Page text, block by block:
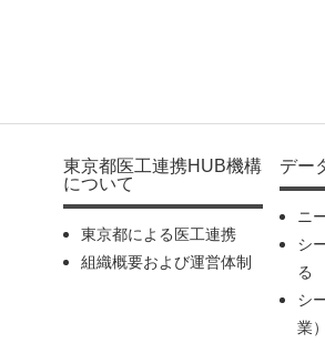
東京都医工連携HUB機構
について
東京都による医工連携
組織概要および運営体制
デー
ニ
シ
る
シ
業